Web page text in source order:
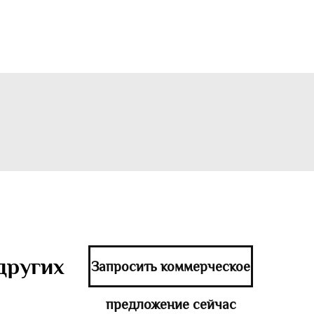
Запросить коммерческое
предложение сейчас